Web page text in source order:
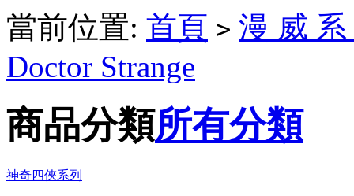
當前位置: 首頁 > 漫 威
Doctor Strange
商品分類所有分類
神奇四俠系列